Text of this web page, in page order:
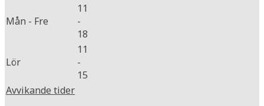
Mån - Fre
11
-
18
Lör
11
-
15
Avvikande tider